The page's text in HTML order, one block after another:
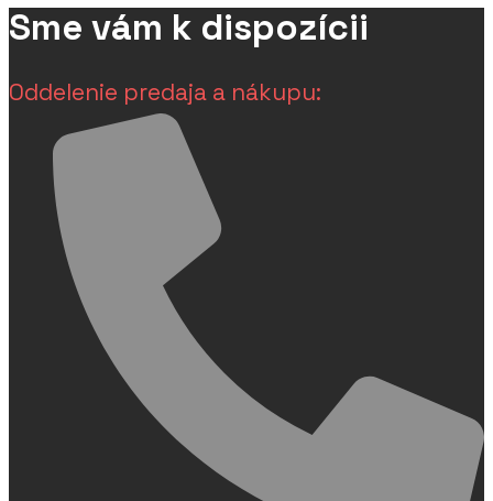
Sme vám k dispozícii
Oddelenie predaja a nákupu: